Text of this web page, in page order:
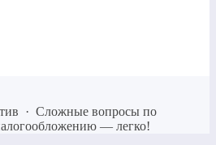
· Сложные вопросы по
— легко!